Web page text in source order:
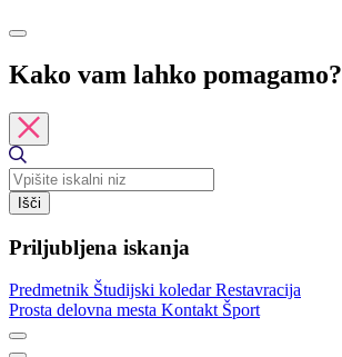
Kako vam lahko pomagamo?
Išči
Priljubljena iskanja
Predmetnik Študijski koledarRestavracija
Prosta delovna mesta Kontakt Šport